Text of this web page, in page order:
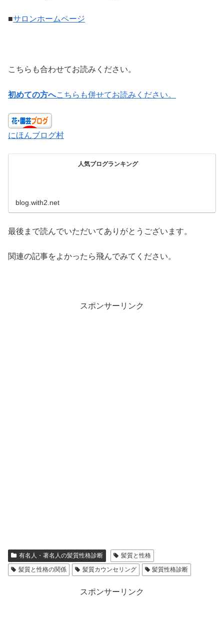
■サロンホームページ
こちらも合わせてお読みください。
初めての方へこちらも併せてお読みください。
にほんブログ村
人気ブログランキング
blog.with2.net
最後まで読んでいただいてありがとうございます。
関連の記事をよかったら飛んでみてください。
スポンサーリンク
有名人・著名人の髪質性格診断
髪質と性格
髪質と性格の関係
髪質カウンセリング 髪質性格診断
スポンサーリンク